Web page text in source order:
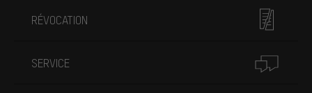
RÉVOCATION
SERVICE